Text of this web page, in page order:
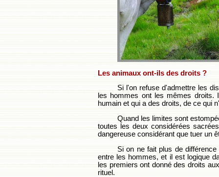
Les animaux ont-ils des droits ?
Si l'on refuse d'admettre les
les hommes ont les mêmes droits.
humain et qui a des droits, de ce qui
Quand les limites sont
toutes les deux considérées
dangereuse considérant que tuer un
Si on ne fait plus de
entre les hommes, et il est logique
les premiers ont donné des droits
rituel.